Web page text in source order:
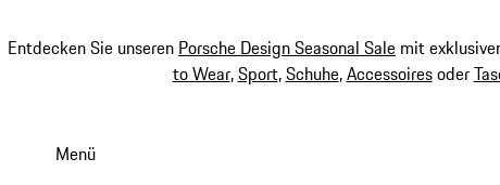
Entdecken Sie unseren Porsche Design Seasonal Sale mit
to Wear,Sport,Schuhe,Accessoiresoder
Hauptinhalt
Menü